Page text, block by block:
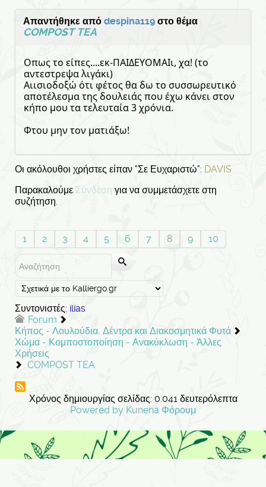
Απαντήθηκε από despina119 στο θέμα
COMPOST TEA
Οπως το είπες....εκ-ΠΑΙΔΕΥΟΜΑΙι, χα! (το
αντεστρεψα λιγάκι)
Αιισιοδοξώ ότι φέτος θα δω το συσσωρευτικό
αποτέλεσμα της δουλειάς που έχω κάνει στον
κήπο μου τα τελευταία 3 χρόνια.
Φτου μην τον ματιάξω!
Οι ακόλουθοι χρήστες είπαν "Σε Ευχαριστώ": DAVIS
Παρακαλούμε Σύνδεση για να συμμετάσχετε στη
συζήτηση.
1 2 3 4 5 6 7 8 9 10
Συντονιστές: ilias
Forum
Κήπος - Λουλούδια, Δέντρα και Διακοσμητικά Φυτά
Χώμα - Κομποστοποίηση - Ανακύκλωση - Άλλες
Χρήσεις
COMPOST TEA
Χρόνος δημιουργίας σελίδας: 0.041 δευτερόλεπτα
Powered by Kunena Φόρουμ